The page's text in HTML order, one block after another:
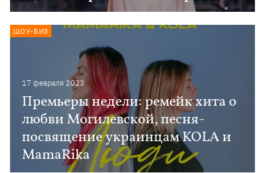
17 февраля 2023
Премьеры недели: ремейк хита о
любви Могилевской, песня-
посвящение украинцам KOLA и
MamaRika
ШОУ-БИЗ